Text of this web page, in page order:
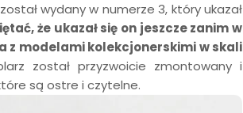
wydany w numerze 3, który ukazał
że ukazał się on jeszcze zanim w
z modelami kolekcjonerskimi w skali
został przyzwoicie zmontowany i
są ostre i czytelne.